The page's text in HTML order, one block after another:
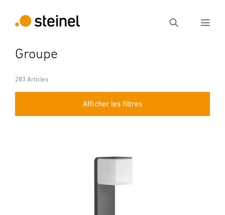
Recherche
Groupe
283 Articles
Afficher les filtres